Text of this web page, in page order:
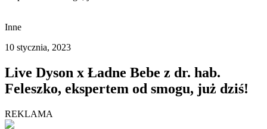
Inne
10 stycznia, 2023
Live Dyson x Ładne Bebe z dr. hab.
Feleszko, ekspertem od smogu, już dziś!
REKLAMA